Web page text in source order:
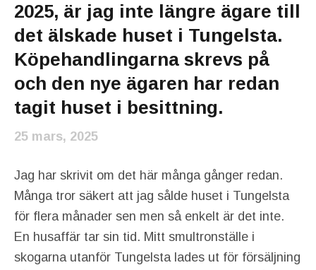
2025, är jag inte längre ägare till
det älskade huset i Tungelsta.
Köpehandlingarna skrevs på
och den nye ägaren har redan
tagit huset i besittning.
25 mars, 2025
Jag har skrivit om det här många gånger redan.
Många tror säkert att jag sålde huset i Tungelsta
för flera månader sen men så enkelt är det inte.
En husaffär tar sin tid. Mitt smultronställe i
skogarna utanför Tungelsta lades ut för försäljning